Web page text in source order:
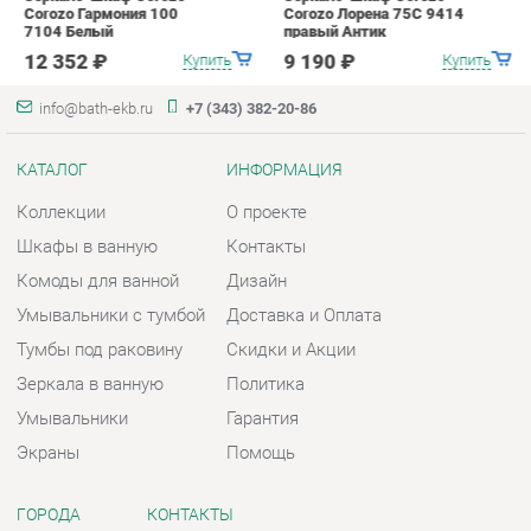
Шкафы в ванную
Комоды для ванной
Тумбы под раковину
Экраны
Контакты
Дизайн
Скидки и Акции
Помощь
ГОРОДА
Весь мир
Екатеринбург
КОНТАКТЫ
Шоурум и склад самовывоза
Адрес: г. Екатеринбург,
Металлургов, 84
Телефон: +7 (343) 382-20-86
Часы работы:
Отправить сообщение